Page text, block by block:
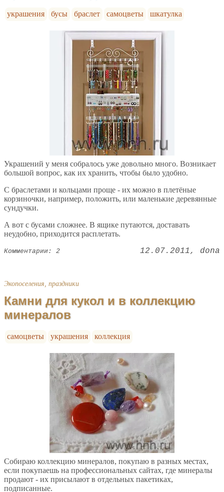
украшения бусы браслет самоцветы шкатулка
Украшений у меня собралось уже довольно много. Возникает
большой вопрос, как их хранить, чтобы было удобно.
С браслетами и кольцами проще - их можно в плетёные
корзиночки, например, положить, или маленькие деревянные
сундучки.
А вот с бусами сложнее. В ящике путаются, доставать
неудобно, приходится расплетать.
Комментарии: 2 12.07.2011 dona
Экопоселения, праздники
Камни для кукол и в коллекцию
минералов
самоцветы украшения коллекция
Собираю коллекцию минералов, покупаю в разных местах,
если покупаешь на профессиональных сайтах, где минералы
продают - их присылают в отдельных пакетиках,
подписанные.